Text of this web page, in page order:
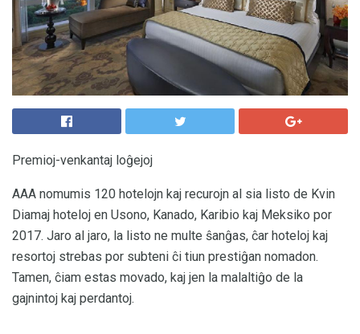
Premioj-venkantaj loĝejoj
AAA nomumis 120 hotelojn kaj recurojn al sia listo de Kvin
Diamaj hoteloj en Usono, Kanado, Karibio kaj Meksiko por
2017. Jaro al jaro, la listo ne multe ŝanĝas, ĉar hoteloj kaj
resortoj strebas por subteni ĉi tiun prestiĝan nomadon.
Tamen, ĉiam estas movado, kaj jen la malaltiĝo de la
gajnintoj kaj perdantoj.